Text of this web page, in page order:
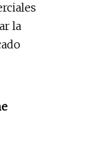
la